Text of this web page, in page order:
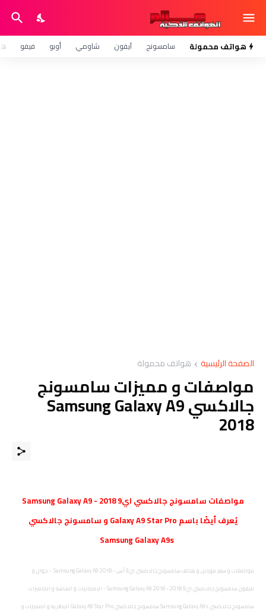
هواتف محمولة سامسونج آيفون شاومي أوبو فيفو
الصفحة الرئيسية هواتف محمولة
مواصفات و مميزات سامسونج
جالاكسي Samsung Galaxy A9
2018
مواصفات سامسونج جالاكسي اي9 2018 - Samsung Galaxy A9
يُعرف أيضًا باسم Galaxy A9 Star Pro و سامسونج جالاكسي
Samsung Galaxy A9s
مواصفات و سعر موبايل و هاتف سامسونج جالاكسي اي9 أس - Samsung Galaxy A9 2018 - جوال و
تليفونسامسونج جالاكسي اي9 2018 - Samsung Galaxy A9 2018
- الامكانيات و الشاشه و الكاميرات
سامسونج جالاكسي Samsung Galaxy A9s سامسونج جالاكسي Galaxy A9 Star Pro البطاريه و المميزات و